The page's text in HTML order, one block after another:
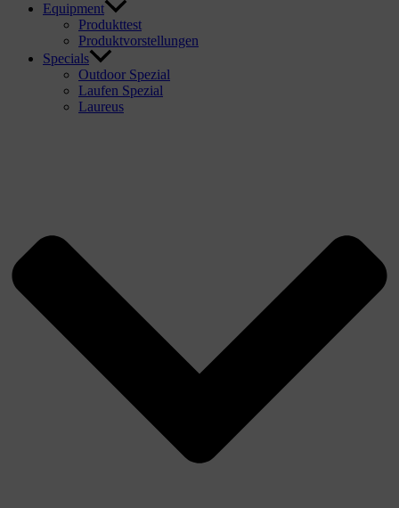
Equipment
Produkttest
Produktvorstellungen
Specials
Outdoor Spezial
Laufen Spezial
Laureus